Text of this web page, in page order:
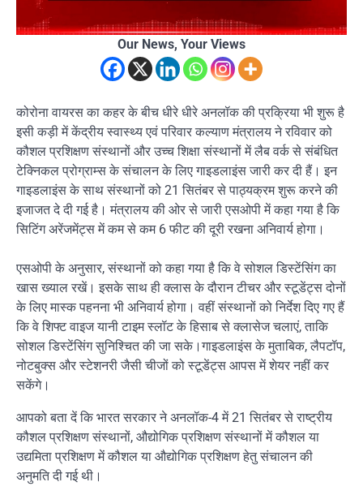
Our News, Your Views
कोरोना वायरस का कहर के बीच धीरे धीरे अनलॉक की प्रक्रिया भी शुरू है
इसी कड़ी में केंद्रीय स्वास्थ्य एवं परिवार कल्याण मंत्रालय ने रविवार को
कौशल प्रशिक्षण संस्थानों और उच्च शिक्षा संस्थानों में लैब वर्क से संबंधित
टेक्निकल प्रोग्राम्स के संचालन के लिए गाइडलाइंस जारी कर दी हैं। इन
गाइडलाइंस के साथ संस्थानों को 21 सितंबर से पाठ्यक्रम शुरू करने की
इजाजत दे दी गई है। मंत्रालय की ओर से जारी एसओपी में कहा गया है कि
सिटिंग अरेंजमेंट्स में कम से कम 6 फीट की दूरी रखना अनिवार्य होगा।
एसओपी के अनुसार, संस्थानों को कहा गया है कि वे सोशल डिस्टेंसिंग का
खास ख्याल रखें। इसके साथ ही क्लास के दौरान टीचर और स्टूडेंट्स दोनों
के लिए मास्क पहनना भी अनिवार्य होगा। वहीं संस्थानों को निर्देश दिए गए हैं
कि वे शिफ्ट वाइज यानी टाइम स्लॉट के हिसाब से क्लासेज चलाएं, ताकि
सोशल डिस्टेंसिंग सुनिश्चित की जा सके।गाइडलाइंस के मुताबिक, लैपटॉप,
नोटबुक्स और स्टेशनरी जैसी चीजों को स्टूडेंट्स आपस में शेयर नहीं कर
सकेंगे।
आपको बता दें कि भारत सरकार ने अनलॉक-4 में 21 सितंबर से राष्ट्रीय
कौशल प्रशिक्षण संस्थानों, औद्योगिक प्रशिक्षण संस्थानों में कौशल या
उद्यमिता प्रशिक्षण में कौशल या औद्योगिक प्रशिक्षण हेतु संचालन की
अनुमति दी गई थी।